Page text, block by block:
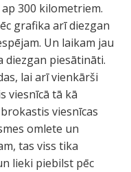
300 kilometriem.
grafika arī diezgan
Un laikam jau
diezgan piesātināti.
lai arī vienkārši
viesnīcā tā kā
viesnīcas
omlete un
tas viss tika
lieki piebilst pēc